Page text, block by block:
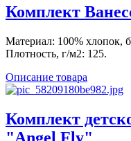
Комплект
Материал: 100% хлопок,
Плотность, г/м2: 125.
Описание товара
Комплект
"Angel Fly"